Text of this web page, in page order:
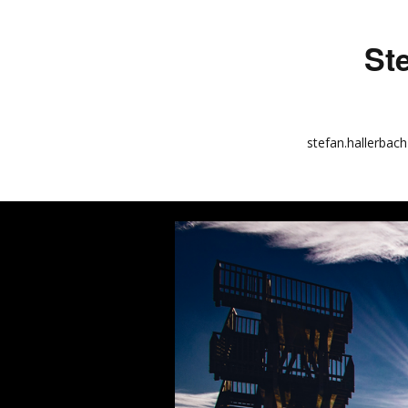
stefan.hallerbach
kunstquadrat.com